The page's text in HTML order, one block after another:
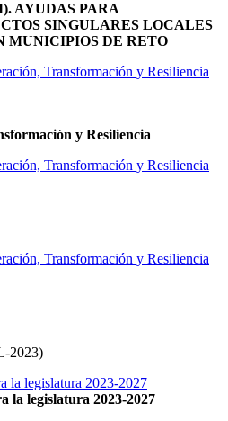
AYUDAS PARA
SINGULARES LOCALES
MUNICIPIOS DE RETO
Transformación y Resiliencia
y Resiliencia
Transformación y Resiliencia
Transformación y Resiliencia
2023)
la legislatura 2023-2027